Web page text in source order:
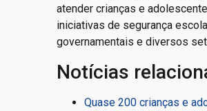
atender crianças e
iniciativas de segurança
governamentais e diversos
Notícias
Quase 200 crianças e